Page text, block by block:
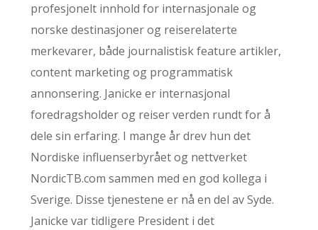
profesjonelt innhold for internasjonale og
norske destinasjoner og reiserelaterte
merkevarer, både journalistisk feature artikler,
content marketing og programmatisk
annonsering. Janicke er internasjonal
foredragsholder og reiser verden rundt for å
dele sin erfaring. I mange år drev hun det
Nordiske influenserbyrået og nettverket
NordicTB.com sammen med en god kollega i
Sverige. Disse tjenestene er nå en del av Syde.
Janicke var tidligere President i det